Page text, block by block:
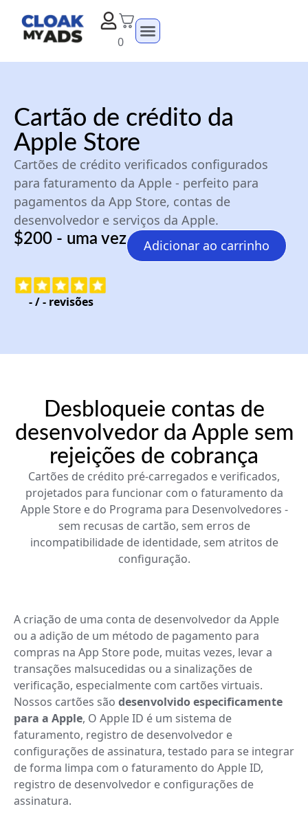
0
Cartão de crédito da
Apple Store
Cartões de crédito verificados configurados
para faturamento da Apple - perfeito para
pagamentos da App Store, contas de
desenvolvedor e serviços da Apple.
$200 - uma vez
Adicionar ao carrinho
-/-revisões
Desbloqueie contas de
desenvolvedor da Apple sem
rejeições de cobrança
Cartões de crédito pré-carregados e verificados,
projetados para funcionar com o faturamento da
Apple Store e do Programa para Desenvolvedores -
sem recusas de cartão, sem erros de
incompatibilidade de identidade, sem atritos de
configuração.
A criação de uma conta de desenvolvedor da Apple
ou a adição de um método de pagamento para
compras na App Store pode, muitas vezes, levar a
transações malsucedidas ou a sinalizações de
verificação, especialmente com cartões virtuais.
Nossos cartões são desenvolvido especificamente
para a Apple, O Apple ID é um sistema de
faturamento, registro de desenvolvedor e
configurações de assinatura, testado para se integrar
de forma limpa com o faturamento do Apple ID,
registro de desenvolvedor e configurações de
assinatura.